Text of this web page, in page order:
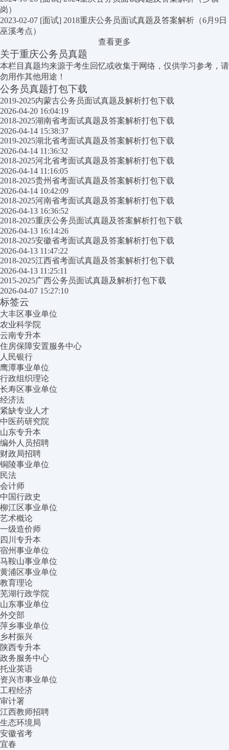
岗）
2023-02-07 [面试] 2018重庆公务员面试真题及答案解析（6月9日
巫溪考点）
查看更多
关于重庆公务员真题
本栏目真题均来源于考生回忆或收集于网络，仅供学习参考，请
勿用作其他用途！
公务员真题打包下载
2019-2025内蒙古公务员面试真题及解析打包下载
2026-04-20 16:04:19
2018-2025湖南省考面试真题及答案解析打包下载
2026-04-14 15:38:37
2019-2025湖北省考面试真题及答案解析打包下载
2026-04-14 11:36:32
2018-2025河北省考面试真题及答案解析打包下载
2026-04-14 11:16:05
2018-2025贵州省考面试真题及答案解析打包下载
2026-04-14 10:42:09
2018-2025河南省考面试真题及答案解析打包下载
2026-04-13 16:36:52
2018-2025重庆公务员面试真题及答案解析打包下载
2026-04-13 16:14:26
2018-2025安徽省考面试真题及答案解析打包下载
2026-04-13 11:47:22
2018-2025江西省考面试真题及答案解析打包下载
2026-04-13 11:25:11
2015-2025广西公务员面试真题及解析打包下载
2026-04-07 15:27:10
标签云
大丰区事业单位
农业科学院
云南专升本
住房保障安置服务中心
人民银行
鹰潭事业单位
行政组织理论
长寿区事业单位
经济法
紧缺专业人才
中医药研究院
山东专升本
编外人员招聘
财政局招聘
铜陵事业单位
民法
会计师
中国行政史
柳江区事业单位
艺术概论
一级造价师
四川专升本
宿州事业单位
马鞍山事业单位
黄浦区事业单位
教育理论
芜湖行政学院
山东事业单位
外交部
萍乡事业单位
乡村振兴
陕西专升本
政务服务中心
托业英语
资兴市事业单位
工程经济
审计署
江西教师招聘
生态环境局
安徽省考
宜春